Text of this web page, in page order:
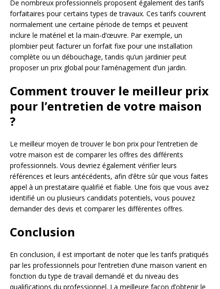
De nombreux professionnels proposent également des tarifs
forfaitaires pour certains types de travaux. Ces tarifs couvrent
normalement une certaine période de temps et peuvent
inclure le matériel et la main-d’œuvre. Par exemple, un
plombier peut facturer un forfait fixe pour une installation
complète ou un débouchage, tandis qu’un jardinier peut
proposer un prix global pour l’aménagement d’un jardin.
Comment trouver le meilleur prix
pour l’entretien de votre maison
?
Le meilleur moyen de trouver le bon prix pour l’entretien de
votre maison est de comparer les offres des différents
professionnels. Vous devriez également vérifier leurs
références et leurs antécédents, afin d’être sûr que vous faites
appel à un prestataire qualifié et fiable. Une fois que vous avez
identifié un ou plusieurs candidats potentiels, vous pouvez
demander des devis et comparer les différentes offres.
Conclusion
En conclusion, il est important de noter que les tarifs pratiqués
par les professionnels pour l’entretien d’une maison varient en
fonction du type de travail demandé et du niveau des
qualifications du professionnel. La meilleure façon d’obtenir le